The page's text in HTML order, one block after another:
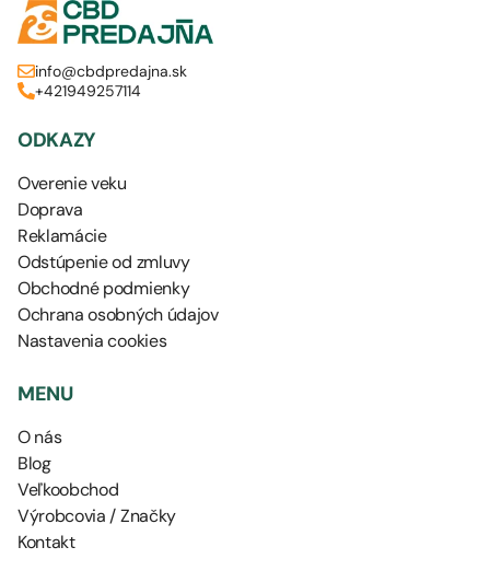
info@cbdpredajna.sk
+421949257114
ODKAZY
Overenie veku
Doprava
Reklamácie
Odstúpenie od zmluvy
Obchodné podmienky
Ochrana osobných údajov
Nastavenia cookies
MENU
O nás
Blog
Veľkoobchod
Výrobcovia / Značky
Kontakt